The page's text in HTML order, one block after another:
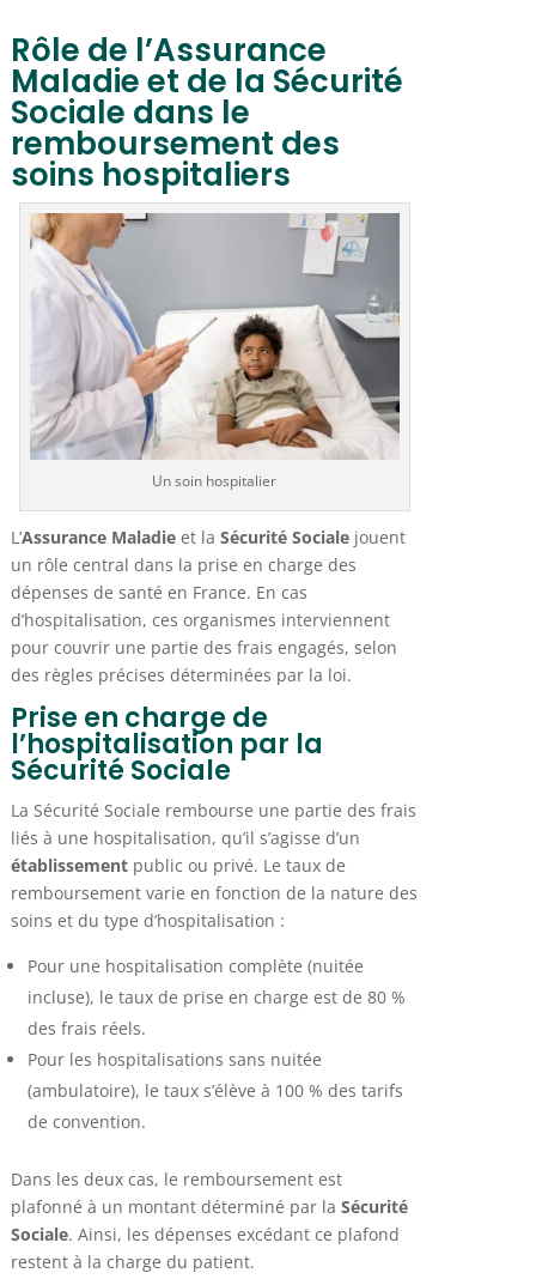
Rôle de l’Assurance
Maladie et de la Sécurité
Sociale dans le
remboursement des
soins hospitaliers
Un soin hospitalier
L’Assurance Maladieet la Sécurité Socialejouent
un rôle central dans la prise en charge des
dépenses de santé en France. En cas
d’hospitalisation, ces organismes interviennent
pour couvrir une partie des frais engagés, selon
des règles précises déterminées par la loi.
Prise en charge de
l’hospitalisation par la
Sécurité Sociale
La Sécurité Sociale rembourse une partie des frais
liés à une hospitalisation, qu’il s’agisse d’un
établissementpublic ou privé. Le taux de
remboursement varie en fonction de la nature des
soins et du type d’hospitalisation :
Pour une hospitalisation complète (nuitée
incluse), le taux de prise en charge est de 80 %
des frais réels.
Pour les hospitalisations sans nuitée
(ambulatoire), le taux s’élève à 100 % des tarifs
de convention.
Dans les deux cas, le remboursement est
plafonné à un montant déterminé par la Sécurité
Sociale. Ainsi, les dépenses excédant ce plafond
restent à la charge du patient.